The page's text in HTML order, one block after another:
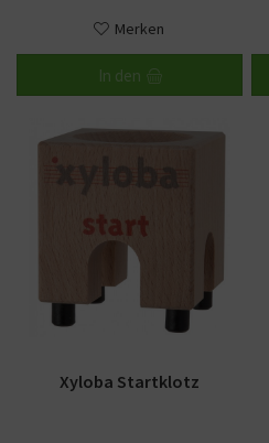
Merken
In den
Xyloba Startklotz